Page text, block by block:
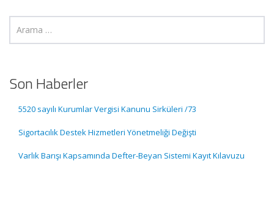
Son Haberler
5520 sayılı Kurumlar Vergisi Kanunu Sirküleri /73
Sigortacılık Destek Hizmetleri Yönetmeliği Değişti
Varlık Barışı Kapsamında Defter-Beyan Sistemi Kayıt Kılavuzu